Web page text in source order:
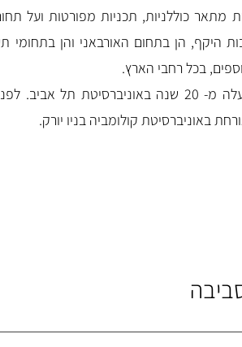
מתאר כוללניות, תכניות מפורטות ועל
היקף, הן בתחום האורבאני והן
בכל רחבי הארץ.
חברת סגל ההוראה למעלה מ- 20 שנה
באוניברסיטת קולומביה בניו יורק.